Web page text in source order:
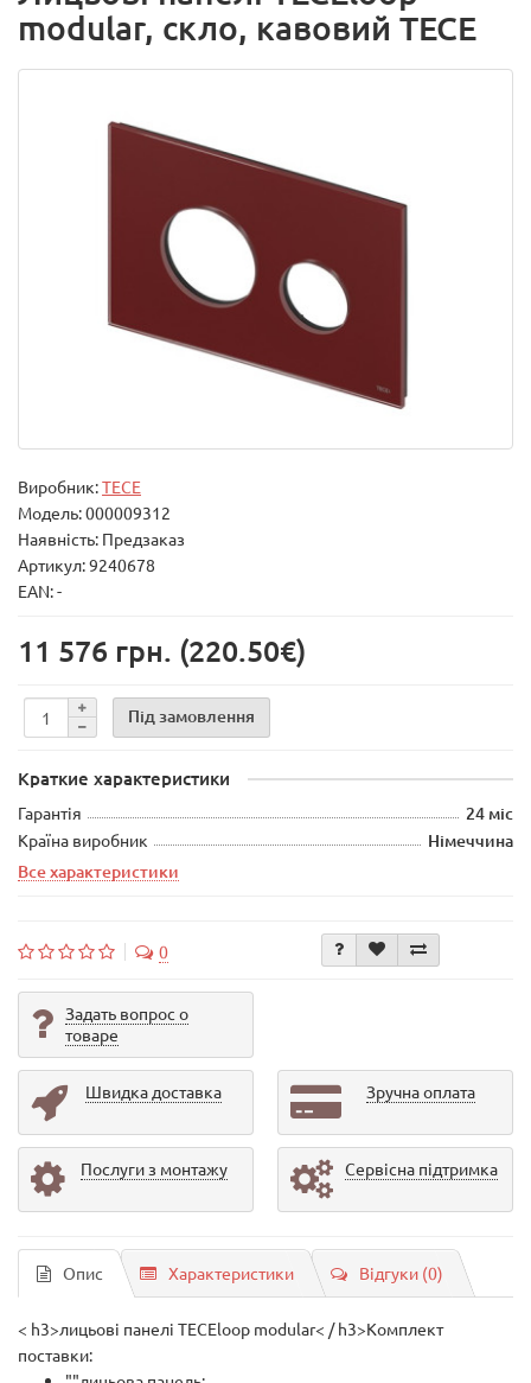
modular, скло, кавовий TECE
Виробник:TECE
Модель:000009312
Наявність: Предзаказ
Артикул: 9240678
EAN: -
11 576 грн. (220.50€)
Під замовлення
Краткие характеристики
Гарантія 24 міс
Країна виробник
Німеччина
Все характеристики
0
Задать вопрос о
товаре
Швидка доставка Зручна оплата
Послуги з монтажу Сервісна підтримка
Опис Характеристики Відгуки (0)
< h3>лицьові панелі TECEloop modular< / h3>Комплект
поставки: